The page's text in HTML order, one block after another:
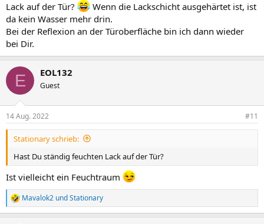
Lack auf der Tür?
Wenn die Lackschicht ausgehärtet ist, ist
da kein Wasser mehr drin.
Bei der Reflexion an der Türoberfläche bin ich dann wieder
bei Dir.
E EOL132
Guest
14 Aug. 2022 #11
Stationary schrieb:
Hast Du ständig feuchten Lack auf der Tür?
Ist vielleicht ein Feuchtraum
R
e
Mavalok2 undStationary